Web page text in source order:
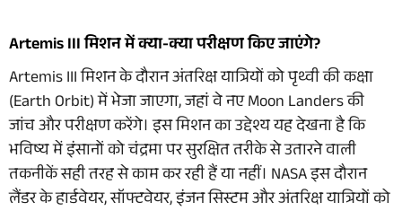
Artemis III मिशन में क्या-क्या परीक्षण किए जाएंगे?
Artemis III मिशन के दौरान अंतरिक्ष यात्रियों को पृथ्वी की कक्षा
(Earth Orbit) में भेजा जाएगा, जहां वे नए Moon Landers की
जांच और परीक्षण करेंगे। इस मिशन का उद्देश्य यह देखना है कि
भविष्य में इंसानों को चंद्रमा पर सुरक्षित तरीके से उतारने वाली
तकनीकें सही तरह से काम कर रही हैं या नहीं। NASA इस दौरान
लैंडर के हार्डवेयर, सॉफ्टवेयर, इंजन सिस्टम और अंतरिक्ष यात्रियों को